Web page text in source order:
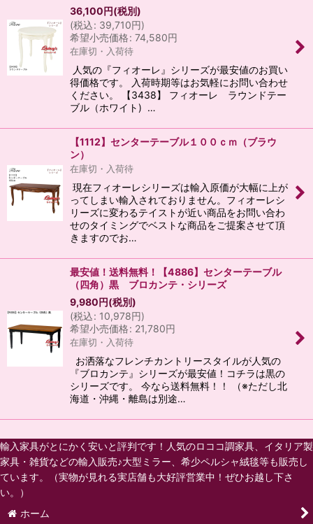
36,100円(税別)
(税込: 39,710円)
希望小売価格: 74,580円
在庫切・入荷待
人気の『フィオーレ』シリーズが最安値のお買い
得価格です。 入荷時期等はお気軽にお問い合わせ
ください。 【3438】 フィオーレ ラウンドテー
ブル（ホワイト) …
【1112】センターテーブル１００ｃｍ（ブラウ
ン）
在庫切・入荷待
現在フィオーレシリーズは輸入原価が大幅に上が
ってしまい輸入されておりません。フィオーレシ
リーズに変わるテイストが近い商品をお問い合わ
せのタイミングでベストな商品をご提案させて頂
きますのでお…
最安値！送料無料！【4886】センターテーブル
（四角）黒 ブロカンテ・シリーズ
9,980円(税別)
(税込: 10,978円)
希望小売価格: 21,780円
在庫切・入荷待
お洒落なフレンチカントリースタイルが人気の
『ブロカンテ』シリーズが最安値！コチラは黒の
シリーズです。 今なら送料無料！！ （※ただし北
海道・沖縄・離島は別途…
輸入家具がとにかく安いと評判です！人気のロココ調家具、イタリア製
家具・雑貨などの輸入販売♪大型ミラー、希少ペルシャ絨毯等も販売し
ています。（実物が見れる実店舗も大好評営業中！ぜひお越し下さ
い。）
ホーム